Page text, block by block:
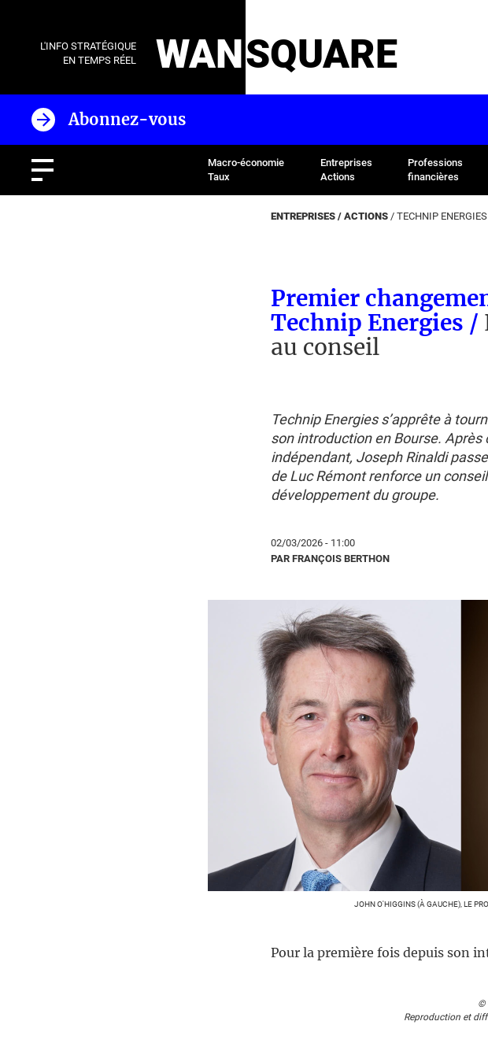
L'INFO STRATÉGIQUE
EN TEMPS RÉEL
WANSQUARE
Abonnez-vous
Macro-économie
Taux
Entreprises
Actions
Professions
financières
ENTREPRISES / ACTIONS / TECHNIP ENERGIES
Premier
Technip Energies /
au conseil
Technip Energies s’apprête à
son introduction en Bourse.
indépendant, Joseph Rinaldi
de Luc Rémont renforce un
développement du groupe.
02/03/2026 - 11:00
PAR FRANÇOIS BERTHON
JOHN O'HIGGINS (À GAUCHE), LE
Pour la première fois depuis son
©
Reproduction et